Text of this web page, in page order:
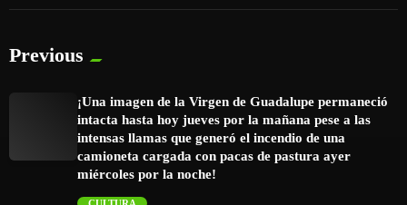
Previous
¡Una imagen de la Virgen de Guadalupe permaneció
intacta hasta hoy jueves por la mañana pese a las
intensas llamas que generó el incendio de una
camioneta cargada con pacas de pastura ayer
miércoles por la noche!